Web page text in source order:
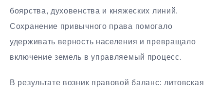
боярства, духовенства и княжеских линий.
Сохранение привычного права помогало
удерживать верность населения и превращало
включение земель в управляемый процесс.
В результате возник правовой баланс: литовская